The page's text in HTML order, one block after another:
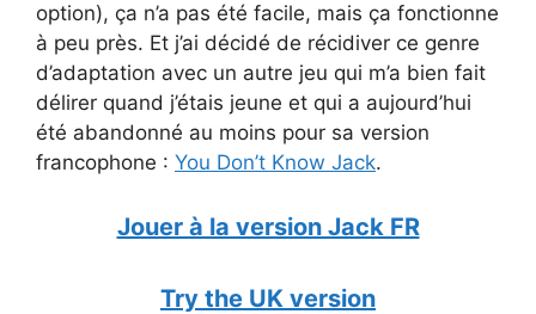
option), ça n’a pas été facile, mais ça fonctionne
à peu près. Et j’ai décidé de récidiver ce genre
d’adaptation avec un autre jeu qui m’a bien fait
délirer quand j’étais jeune et qui a aujourd’hui
été abandonné au moins pour sa version
francophone : You Don’t Know Jack.
Jouer à la version Jack FR
Try the UK version